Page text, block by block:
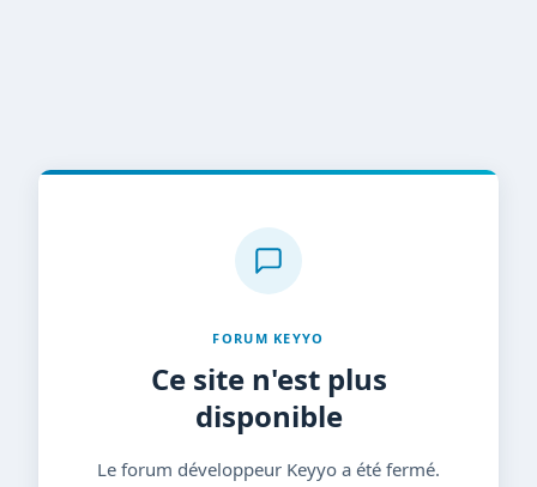
FORUM KEYYO
Ce site n'est plus
disponible
Le forum développeur Keyyo a été fermé.